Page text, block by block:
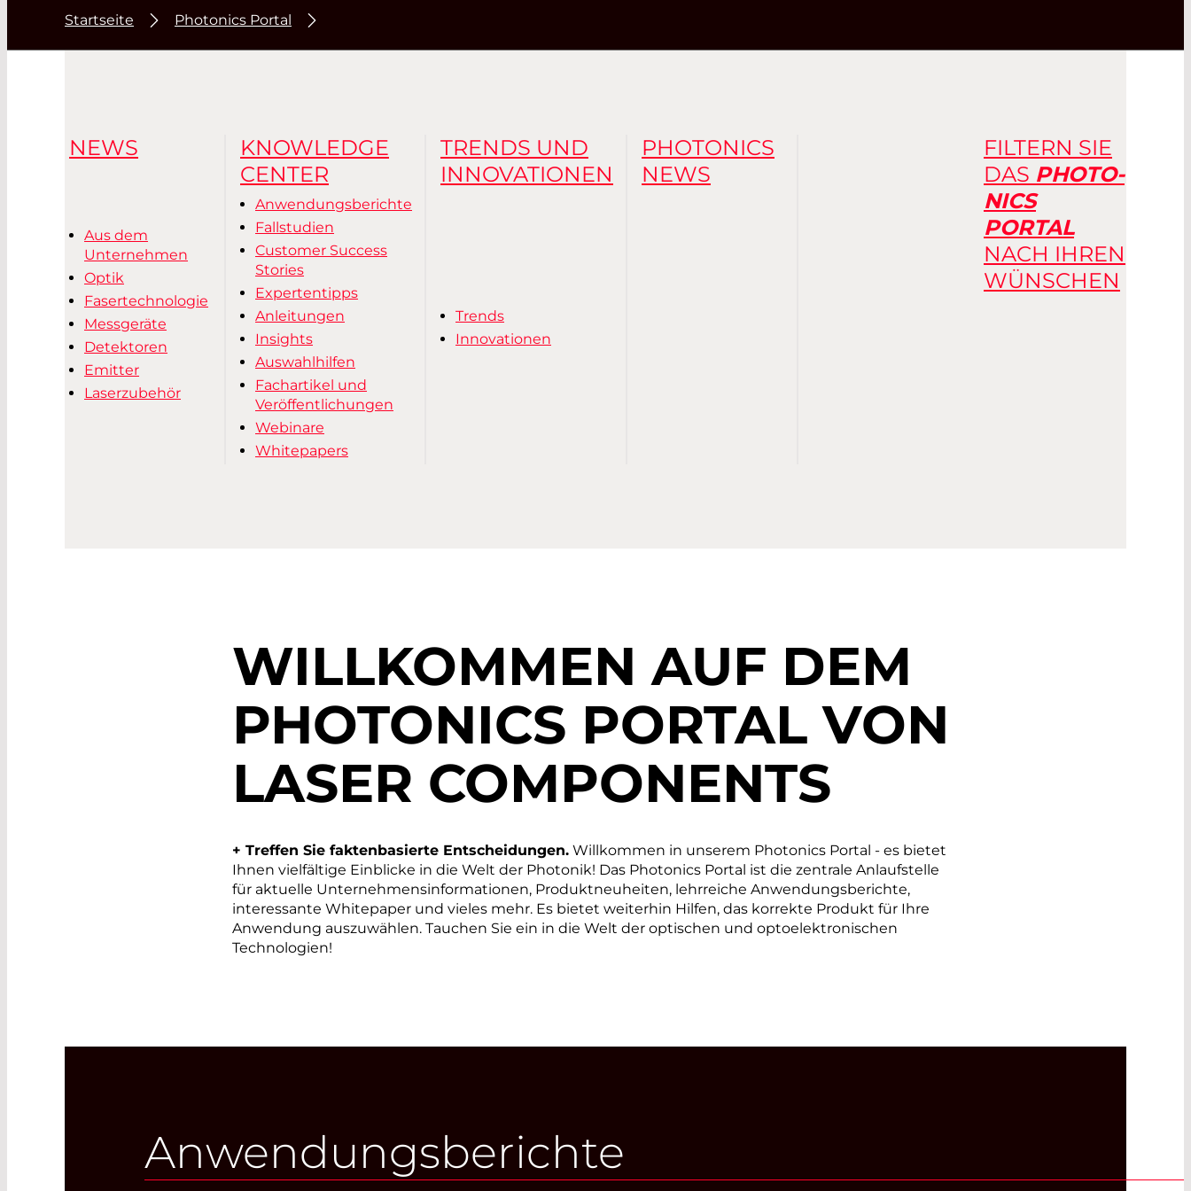
Startseite Photonics Portal
NEWS
Aus dem
Unternehmen
Optik
Fasertechnologie
Messgeräte
Detektoren
Emitter
Laserzubehör
KNOWLEDGE
CENTER
Anwendungsberichte
Fallstudien
Customer Success
Stories
Expertentipps
Anleitungen
Insights
Auswahlhilfen
Fachartikel und
Veröffentlichungen
Webinare
Whitepapers
TRENDS UND
INNOVATIONEN
Trends
Innovationen
PHOTONICS
NEWS
FILTERN SIE
DAS PHOTO­
NICS
PORTAL
NACH IHREN
WÜNSCHEN
WILLKOMMEN AUF DEM
PHOTONICS PORTALVON
LASER COMPONENTS
+ Treffen Sie faktenbasierte Entscheidungen. Willkommen in unserem Photonics Portal - es bietet
Ihnen vielfältige Einblicke in die Welt der Photonik! Das Photonics Portal ist die zentrale Anlaufstelle
für aktuelle Unternehmensinformationen, Produktneuheiten, lehrreiche Anwendungsberichte,
interessante Whitepaper und vieles mehr. Es bietet weiterhin Hilfen, das korrekte Produkt für Ihre
Anwendung auszuwählen. Tauchen Sie ein in die Welt der optischen und optoelektronischen
Technologien!
Anwendungsberichte